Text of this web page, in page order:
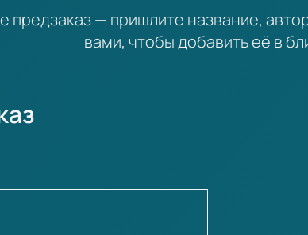
предзаказ — пришлите название,
вами, чтобы добавить её в